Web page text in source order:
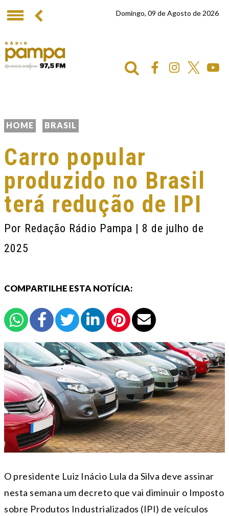
Domingo, 09 de Agosto de 2026
HOME BRASIL
Carro popular
produzido no Brasil
terá redução de IPI
Por Redação Rádio Pampa | 8 de julho de
2025
COMPARTILHE ESTA NOTÍCIA:
O presidente Luiz Inácio Lula da Silva deve assinar
nesta semana um decreto que vai diminuir o Imposto
sobre Produtos Industrializados (IPI) de veículos